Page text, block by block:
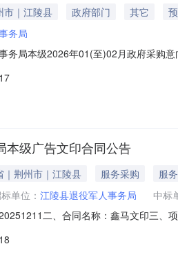
市｜江陵县 政府部门 其它
务局
务局本级2026年01(至)02月政府采购
采购数量:10000项主要功能或目标:春
本级广告文印合同公告
｜荆州市｜江陵县 服务采购
服务
单位： 江陵县退役军人事务局
中标
二、合同名称：鑫马文印三、
型号（或服务要求）：详见合同文本3